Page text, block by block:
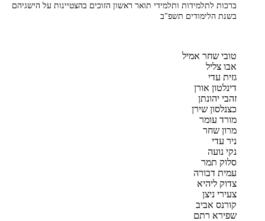
ברכות לתלמידות ותלמידי תואר ראשון הזוכים בהצטיינות על הישגיהם
בשנת הלימודים תשפ"ב
טובי שחר אמיל
אבו צליל
גזית עדי
דינלטון אורן
זהבי יהונתן
כצנלסון שירן
מורד עומר
מרון שחר
ניר עדי
נקי נועה
סלוק תמר
עמית דבורה
צדוק ליהיא
צעירי ניצן
קורנס אביב
שפירא רתם